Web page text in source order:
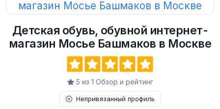
Детская обувь, обувной интернет-
магазин Мосье Башмаков в Москве
5 из 1 Обзор и рейтинг
Непривязанный профиль